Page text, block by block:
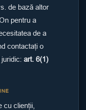
de bază altor
pentru a
de a
contactați o
art. 6(1)
cu clienții,